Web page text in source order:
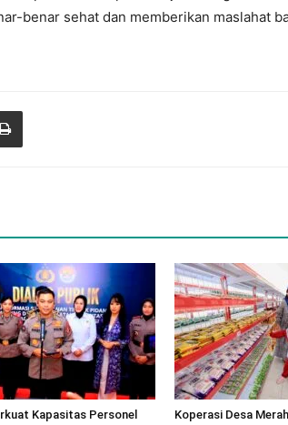
benar sehat dan memberikan maslahat
Kapasitas Personel
Koperasi Desa